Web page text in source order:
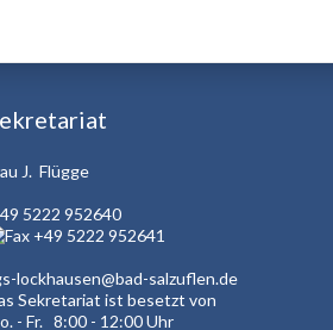
J. Flügge
5222 952640
+49 5222 952641
lockhausen@bad-salzuflen.de
Sekretariat ist besetzt von
- Fr. 8:00 - 12:00 Uhr